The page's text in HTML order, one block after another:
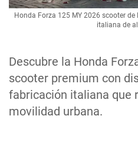
Descubre la Honda
scooter premium con
fabricación italiana que
movilidad urbana.
Honda Forza 125 MY 2026 scooter
italiana de